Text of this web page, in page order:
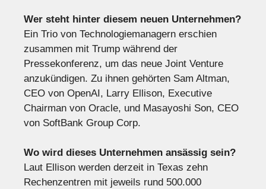
Wer steht hinter diesem neuen Unternehmen?
Ein Trio von Technologiemanagern erschien
zusammen mit Trump während der
Pressekonferenz, um das neue Joint Venture
anzukündigen. Zu ihnen gehörten Sam Altman,
CEO von OpenAI, Larry Ellison, Executive
Chairman von Oracle, und Masayoshi Son, CEO
von SoftBank Group Corp.
Wo wird dieses Unternehmen ansässig sein?
Laut Ellison werden derzeit in Texas zehn
Rechenzentren mit jeweils rund 500.000